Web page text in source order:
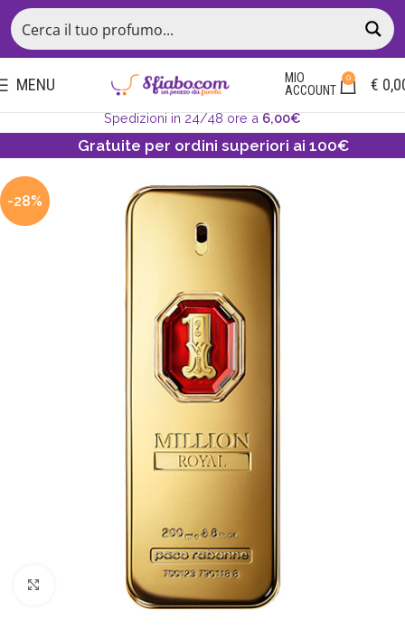
MENU
MIO
ACCOUNT
0 €
Spedizioni in 24/48 ore a6,00€
Gratuite per ordini superiori ai 100€
-28%
Click to enlarge